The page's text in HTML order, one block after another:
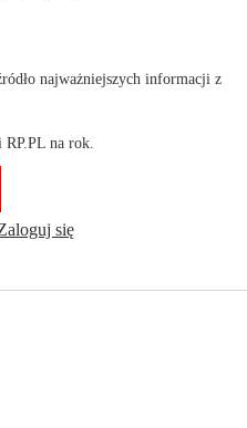
najważniejszych informacji z
RP.PL na rok.
się